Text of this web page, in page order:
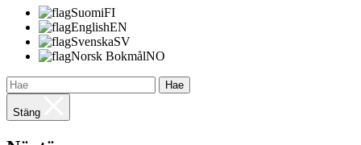
SuomiFI
EnglishEN
SvenskaSV
Norsk BokmålNO
Hae
Stäng